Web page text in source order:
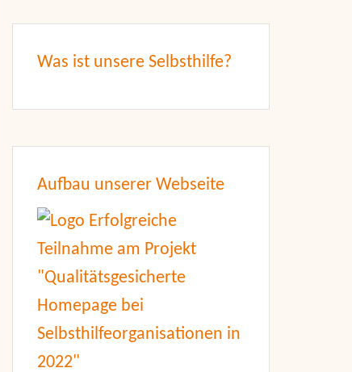
Was ist unsere Selbsthilfe?
Aufbau unserer Webseite